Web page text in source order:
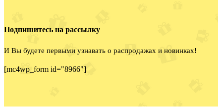
Подпишитесь на рассылку
И Вы будете первыми узнавать о распродажах и новинках!
[mc4wp_form id="8966"]